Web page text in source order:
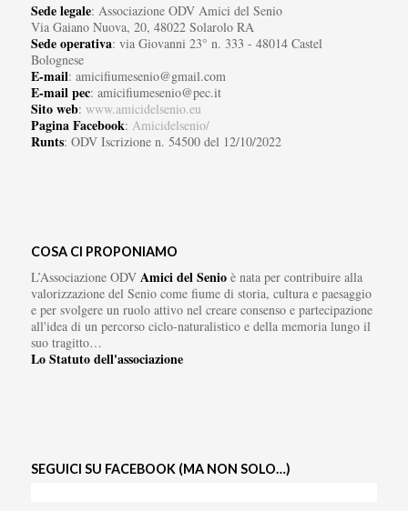
Sede legale: Associazione ODV Amici del Senio
Via Gaiano Nuova, 20, 48022 Solarolo RA
Sede operativa: via Giovanni 23° n. 333 - 48014 Castel
Bolognese
E-mail: amicifiumesenio@gmail.com
E-mail pec: amicifiumesenio@pec.it
Sito web: www.amicidelsenio.eu
Pagina Facebook: Amicidelsenio/
Runts: ODV Iscrizione n. 54500 del 12/10/2022
COSA CI PROPONIAMO
L’Associazione ODV Amici del Senioè nata per contribuire alla
valorizzazione del Senio come fiume di storia, cultura e paesaggio
e per svolgere un ruolo attivo nel creare consenso e partecipazione
all'idea di un percorso ciclo-naturalistico e della memoria lungo il
suo tragitto…
Lo Statuto dell'associazione
SEGUICI SU FACEBOOK (MA NON SOLO…)